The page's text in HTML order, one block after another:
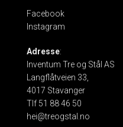
Facebook
Instagram
Adresse:
Inventum Tre og Stål AS
Langflåtveien 33,
4017 Stavanger
Tlf 51 88 46 50
hei@treogstal.no